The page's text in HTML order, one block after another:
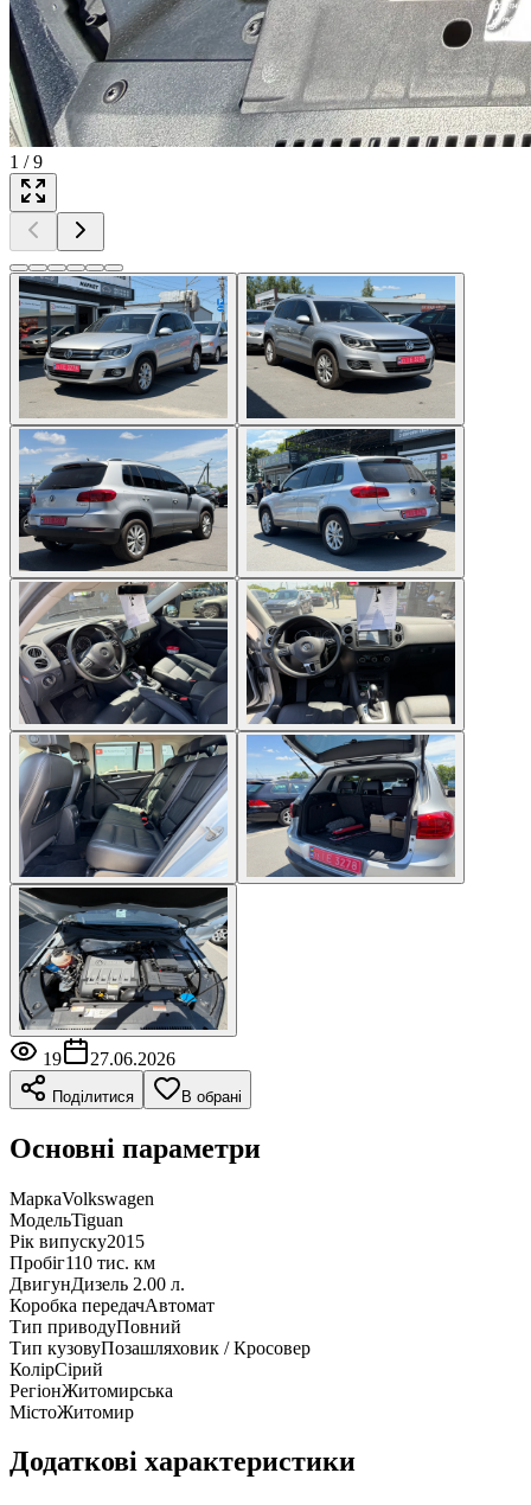
1 /9
19 27.06.2026
Поділитися В обрані
Основні параметри
МаркаVolkswagen
МодельTiguan
Рік випуску2015
Пробіг110 тис. км
ДвигунДизель 2.00 л.
Коробка передачАвтомат
Тип приводуПовний
Тип кузовуПозашляховик / Кросовер
КолірСірий
РегіонЖитомирська
МістоЖитомир
Додаткові характеристики